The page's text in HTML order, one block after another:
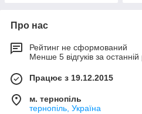
Про нас
Рейтинг не сформований
Менше 5 відгуків за останній
Працює з 19.12.2015
м. тернопіль
тернопіль, Україна